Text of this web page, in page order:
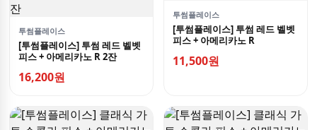
투썸플레이스
[투썸플레이스] 투썸 레드 벨벳
피스 + 아메리카노 R 2잔
16,200원
투썸플레이스
[투썸플레이스] 투썸 레드 벨벳
피스 + 아메리카노 R
11,500원